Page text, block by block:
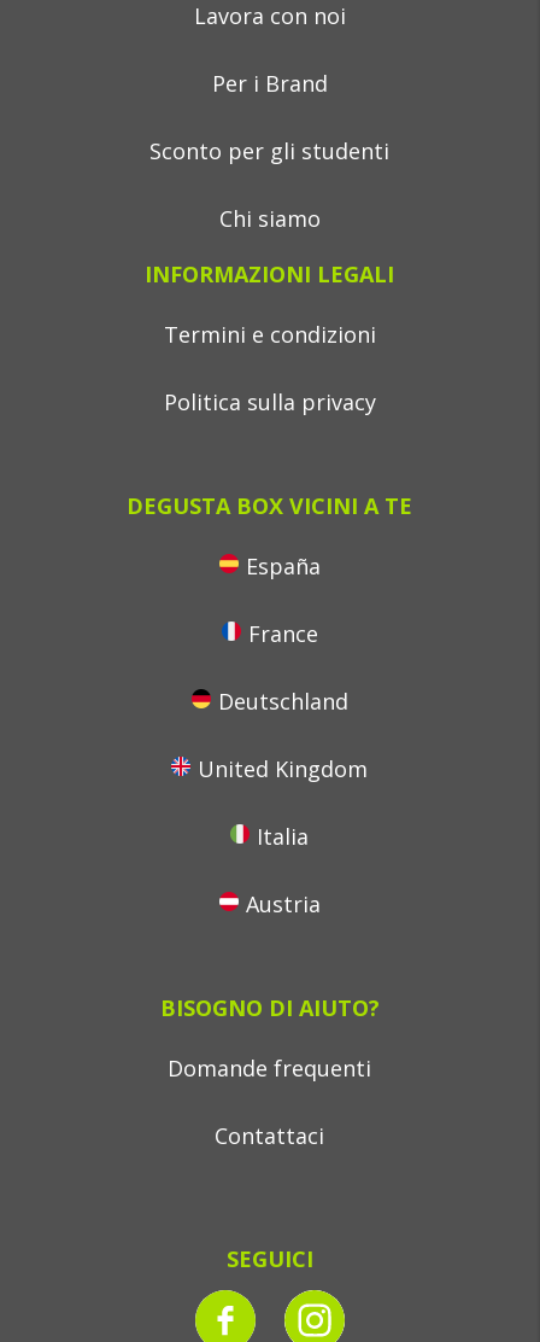
Lavora con noi
Per i Brand
Sconto per gli studenti
Chi siamo
INFORMAZIONI LEGALI
Termini e condizioni
Politica sulla privacy
DEGUSTA BOX VICINI A TE
España
France
Deutschland
United Kingdom
Italia
Austria
BISOGNO DI AIUTO?
Domande frequenti
Contattaci
SEGUICI